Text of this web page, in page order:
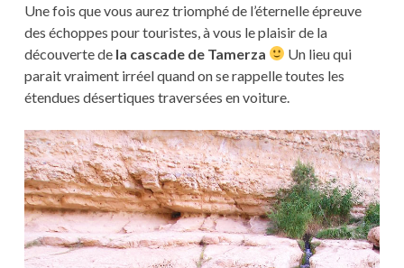
Une fois que vous aurez triomphé de l’éternelle épreuve
des échoppes pour touristes, à vous le plaisir de la
découverte de la cascade de Tamerza
Un lieu qui
parait vraiment irréel quand on se rappelle toutes les
étendues désertiques traversées en voiture.